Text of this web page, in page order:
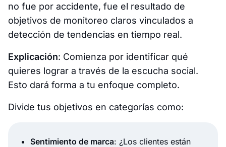
no fue por accidente, fue el resultado de
objetivos de monitoreo claros vinculados a
detección de tendencias en tiempo real.
Explicación: Comienza por identificar qué
quieres lograr a través de la escucha social.
Esto dará forma a tu enfoque completo.
Divide tus objetivos en categorías como:
Sentimiento de marca: ¿Los clientes están